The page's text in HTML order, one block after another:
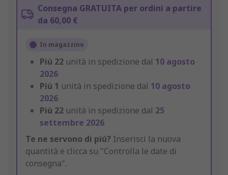
Consegna GRATUITA per ordini a partire
da 60,00 €
In magazzino
Più 22 unità in spedizione dal 10 agosto
2026
Più 1 unità in spedizione dal 10 agosto
2026
Più 22 unità in spedizione dal 25
settembre 2026
Te ne servono di più? Inserisci la nuova
quantità e clicca su "Controlla le date di
consegna".